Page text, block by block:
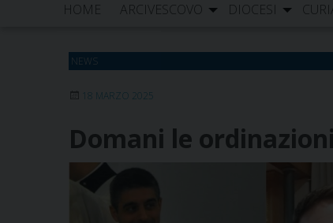
HOME ARCIVESCOVO DIOCESI
NEWS
18 MARZO 2025
Domani le